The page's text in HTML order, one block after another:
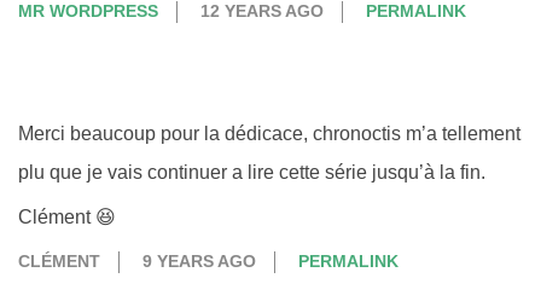
MR WORDPRESS 12 YEARS AGO PERMALINK
Merci beaucoup pour la dédicace, chronoctis m’a tellement
plu que je vais continuer a lire cette série jusqu’à la fin.
Clément 😆
CLÉMENT 9 YEARS AGO PERMALINK